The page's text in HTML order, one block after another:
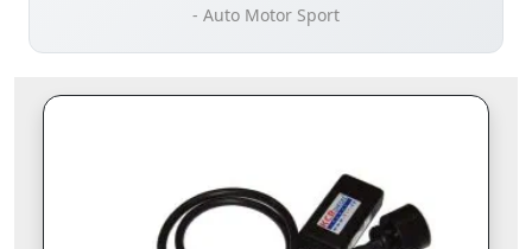
- Auto Motor Sport